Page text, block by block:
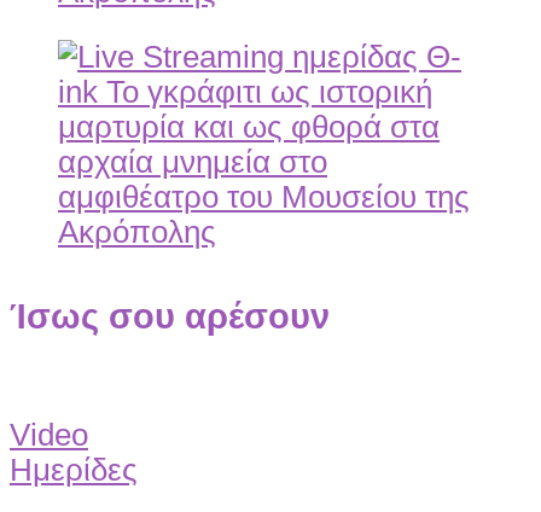
Ίσως σου αρέσουν
Video
Ημερίδες